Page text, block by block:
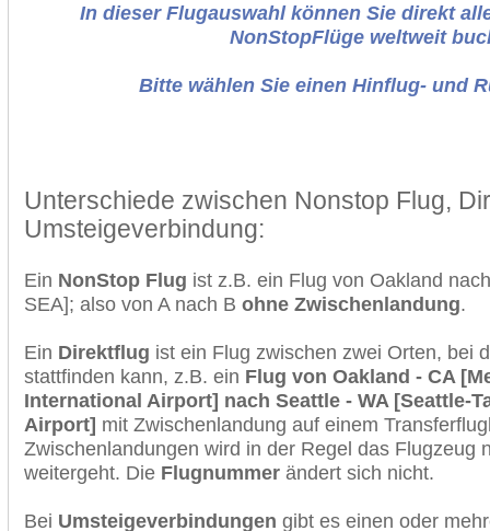
In dieser Flugauswahl können Sie direkt
NonStopFlüge weltweit
Bitte wählen Sie einen Hinflug- und
Unterschiede zwischen Nonstop Flug,
Umsteigeverbindung:
Ein NonStop Flug ist z.B. ein Flug von Oakland
SEA]; also von A nach B ohne Zwischenlandung.
Ein Direktflug ist ein Flug zwischen zwei Orten, bei
stattfinden kann, z.B. ein Flug von Oakland - CA
International Airport] nach Seattle - WA [Seattle-
Airport] mit Zwischenlandung auf einem
Zwischenlandungen wird in der Regel das Flugzeug
weitergeht. Die Flugnummer ändert sich nicht.
Bei Umsteigeverbindungen gibt es einen oder